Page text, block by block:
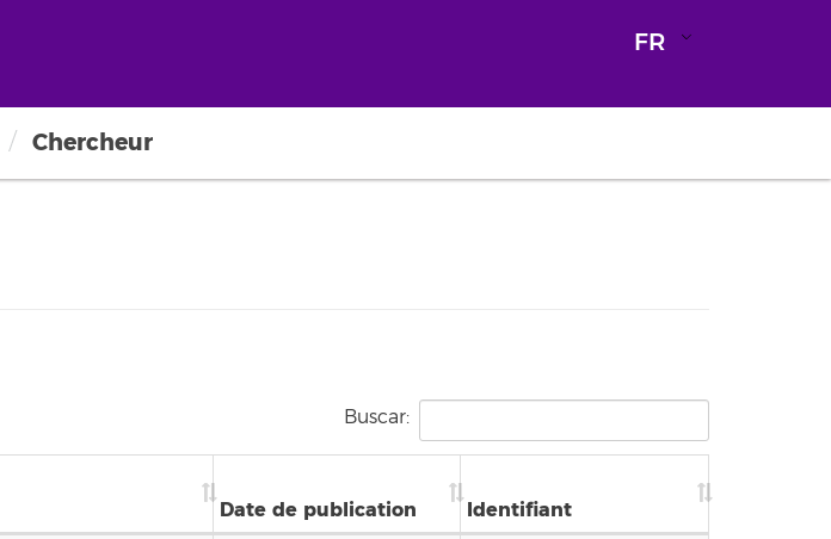
FR
Chercheur
Buscar:
Date de publication Identifiant